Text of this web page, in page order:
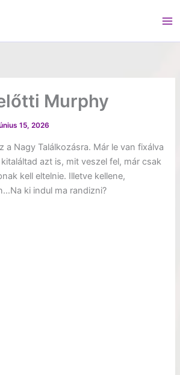
Murphy
15, 2026
a Nagy Találkozásra. Már le van fixálva
azt is, mit veszel fel, már csak
kell eltelnie. Illetve kellene,
ki indul ma randizni?